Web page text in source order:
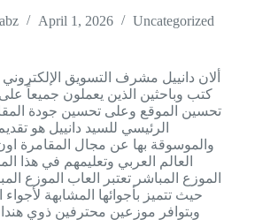
April 1, 2026 Uncategorized
ألان دانييل مشرف التسويق الإلكتروني
تحسين الموقع وعلى تحسين جودة
الرئيسي للسيد دانييل هو
والموسوقة بها عن مجال المقامرة
العالم العربي وتعليمهم في هذا
الموزع المباشر تعتبر العاب الموزع
حيث تتميز بأجوائها المشابهة لأجواء
وبتوافر موزعين محترفين ذوي